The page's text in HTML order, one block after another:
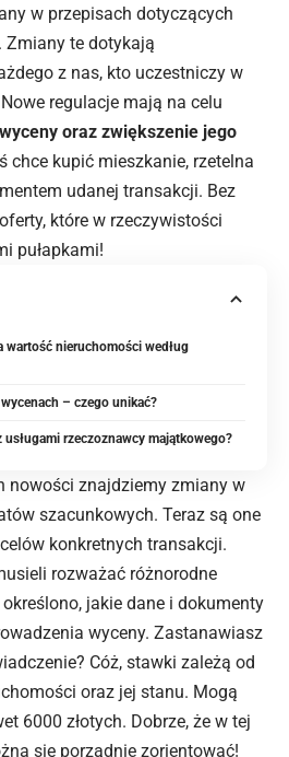
w przepisach dotyczących
Zmiany te dotykają
z nas, kto uczestniczy w
regulacje mają na celu
oraz zwiększenie jego
chce kupić mieszkanie, rzetelna
udanej transakcji. Bez
które w rzeczywistości
pułapkami!
wartość nieruchomości według
– czego unikać?
rzeczoznawcy majątkowego?
nowości znajdziemy zmiany w
szacunkowych. Teraz są one
konkretnych transakcji.
rozważać różnorodne
jakie dane i dokumenty
wyceny. Zastanawiasz
Cóż, stawki zależą od
oraz jej stanu. Mogą
6000 złotych. Dobrze, że w tej
się porządnie zorientować!